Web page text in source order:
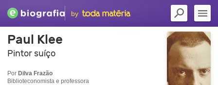
by
Paul Klee
Pintor suíço
Por Dilva Frazão
Biblioteconomista e professora